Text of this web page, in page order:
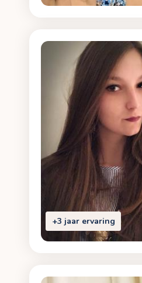
+3 jaar ervaring